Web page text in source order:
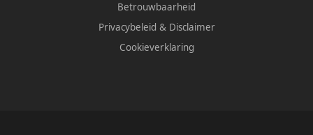
Betrouwbaarheid
Privacybeleid & Disclaimer
Cookieverklaring